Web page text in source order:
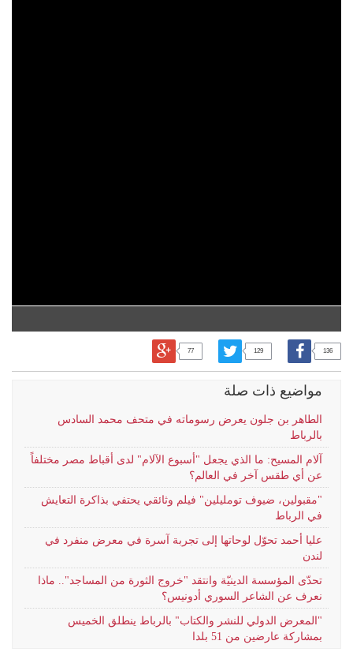
136
129
77
مواضيع ذات صلة
الطاهر بن جلون يعرض رسوماته في متحف محمد السادس
بالرباط
آلام المسيح: ما الذي يجعل "أسبوع الآلام" لدى أقباط مصر مختلفاً
عن أي طقس آخر في العالم؟
"مقبولين، ضيوف تومليلين" فيلم وثائقي يحتفي بذاكرة التعايش
في الرباط
عليا أحمد تحوّل لوحاتها إلى تجربة آسرة في معرض منفرد في
لندن
تحدّى المؤسسة الدينيّة وانتقد "خروج الثورة من المساجد".. ماذا
نعرف عن الشاعر السوري أدونيس؟
"المعرض الدولي للنشر والكتاب" بالرباط ينطلق الخميس
بمشاركة عارضين من 51 بلدا